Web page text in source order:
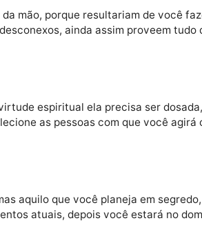
inércia. Pensar, todo mundo
da mão, porque resultariam
e desconexos, ainda assim